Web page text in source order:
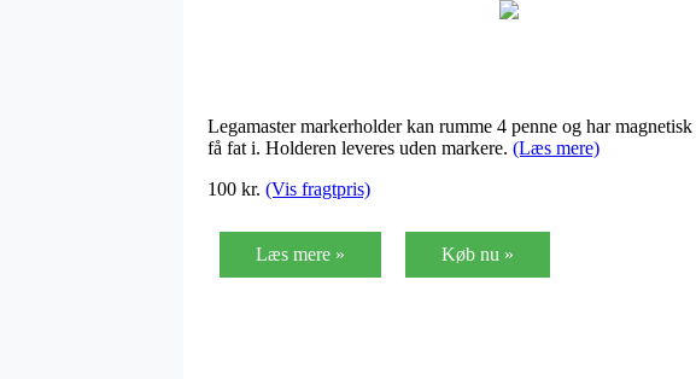
Legamaster markerholder kan rumme 4 penne og har
få fat i. Holderen leveres uden markere. (Læs mere)
100 kr. (Vis fragtpris)
Læs mere » Køb nu »